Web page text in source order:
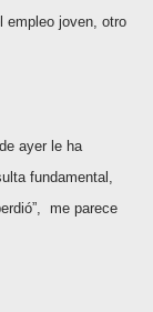
empleo joven, otro
ayer le ha
fundamental,
me parece